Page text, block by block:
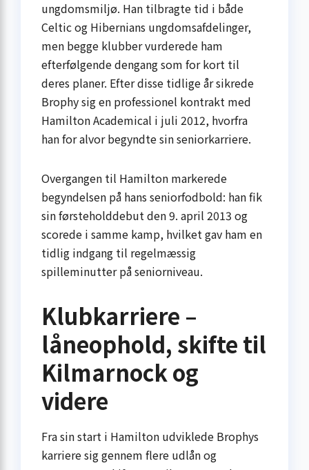
ungdomsmiljø. Han tilbragte tid i både
Celtic og Hibernians ungdomsafdelinger,
men begge klubber vurderede ham
efterfølgende dengang som for kort til
deres planer. Efter disse tidlige år sikrede
Brophy sig en professionel kontrakt med
Hamilton Academical i juli 2012, hvorfra
han for alvor begyndte sin seniorkarriere.
Overgangen til Hamilton markerede
begyndelsen på hans seniorfodbold: han fik
sin førsteholddebut den 9. april 2013 og
scorede i samme kamp, hvilket gav ham en
tidlig indgang til regelmæssig
spilleminutter på seniorniveau.
Klubkarriere –
låneophold, skifte til
Kilmarnock og
videre
Fra sin start i Hamilton udviklede Brophys
karriere sig gennem flere udlån og